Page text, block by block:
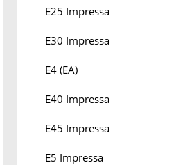
E25 Impressa
E30 Impressa
E4 (EA)
E40 Impressa
E45 Impressa
E5 Impressa